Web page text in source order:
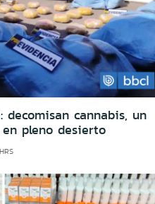
decomisan cannabis, un
pleno desierto